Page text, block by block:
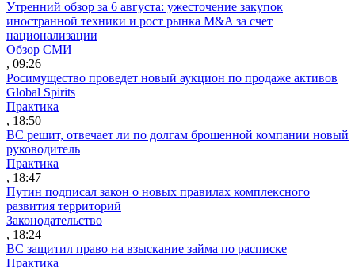
Утренний обзор за 6 августа: ужесточение закупок
иностранной техники и рост рынка M&A за счет
национализации
Обзор СМИ
, 09:26
Росимущество проведет новый аукцион по продаже активов
Global Spirits
Практика
, 18:50
ВС решит, отвечает ли по долгам брошенной компании новый
руководитель
Практика
, 18:47
Путин подписал закон о новых правилах комплексного
развития территорий
Законодательство
, 18:24
ВС защитил право на взыскание займа по расписке
Практика